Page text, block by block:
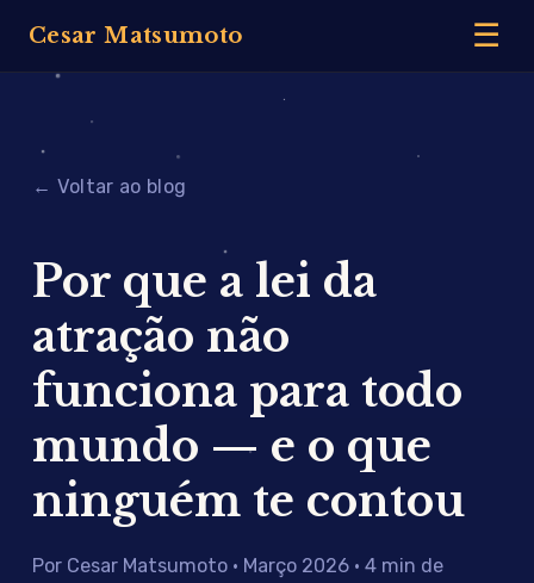
Cesar Matsumoto ☰
← Voltar ao blog
Por que a lei da
atração não
funciona para todo
mundo — e o que
ninguém te contou
Por Cesar Matsumoto · Março 2026 · 4 min de